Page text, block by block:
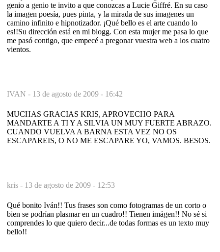
genio a genio te invito a que conozcas a Lucie Giffré. En su caso
la imagen poesía, pues pinta, y la mirada de sus imagenes un
camino infinito e hipnotizador. ¡Qué bello es el arte cuando lo
es!!Su dirección está en mi blogg. Con esta mujer me pasa lo que
me pasó contigo, que empecé a pregonar vuestra web a los cuatro
vientos.
IVAN - 13 de agosto de 2009 - 16:42
MUCHAS GRACIAS KRIS, APROVECHO PARA
MANDARTE A TI Y A SILVIA UN MUY FUERTE ABRAZO.
CUANDO VUELVA A BARNA ESTA VEZ NO OS
ESCAPAREIS, O NO ME ESCAPARE YO, VAMOS. BESOS.
kris - 13 de agosto de 2009 - 12:53
Qué bonito Iván!! Tus frases son como fotogramas de un corto o
bien se podrían plasmar en un cuadro!! Tienen imágen!! No sé si
comprendes lo que quiero decir...de todas formas es un texto muy
bello!!